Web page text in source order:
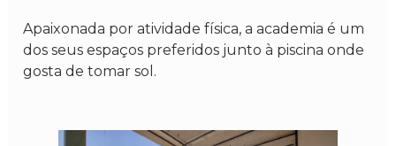
Apaixonada por atividade física, a academia é um
dos seus espaços preferidos junto à piscina onde
gosta de tomar sol.